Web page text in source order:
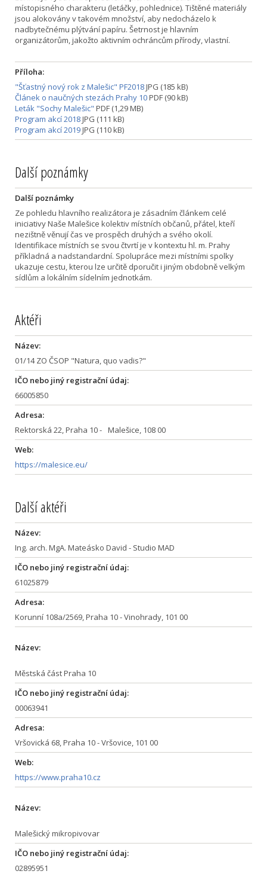
místopisného charakteru (letáčky, pohlednice). Tištěné materiály
jsou alokovány v takovém množství, aby nedocházelo k
nadbytečnému plýtvání papíru. Šetrnost je hlavním
organizátorům, jakožto aktivním ochráncům přírody, vlastní.
Příloha:
"Šťastný nový rok z Malešic" PF2018JPG (185 kB)
Článek o naučných stezách Prahy 10PDF (90 kB)
Leták "Sochy Malešic" PDF (1,29 MB)
Program akcí 2018JPG (111 kB)
Program akcí 2019JPG (110 kB)
Další poznámky
Další poznámky
Ze pohledu hlavního realizátora je zásadním článkem celé
iniciativy Naše Malešice kolektiv místních občanů, přátel, kteří
nezištně věnují čas ve prospěch druhých a svého okolí.
Identifikace místních se svou čtvrtí je v kontextu hl. m. Prahy
příkladná a nadstandardní. Spolupráce mezi místními spolky
ukazuje cestu, kterou lze určitě dporučit i jiným obdobně velkým
sídlům a lokálním sídelním jednotkám.
Aktéři
Název:
01/14 ZO ČSOP "Natura, quo vadis?"
IČO nebo jiný registrační údaj:
66005850
Adresa:
Rektorská 22, Praha 10 - Malešice, 108 00
Web:
https://malesice.eu/
Další aktéři
Název:
Ing. arch. MgA. Mateásko David - Studio MAD
IČO nebo jiný registrační údaj:
61025879
Adresa:
Korunní 108a/2569, Praha 10 - Vinohrady, 101 00
Název:
Městská část Praha 10
IČO nebo jiný registrační údaj:
00063941
Adresa:
Vršovická 68, Praha 10 - Vršovice, 101 00
Web:
https://www.praha10.cz
Název:
Malešický mikropivovar
IČO nebo jiný registrační údaj:
02895951